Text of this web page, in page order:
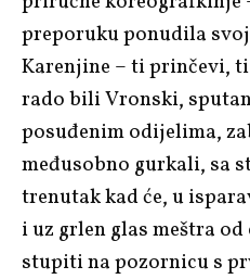
preporuku ponudila
Karenjine – ti prinčevi,
rado bili Vronski,
posuđenim odijelima,
međusobno gurkali, sa
trenutak kad će, u
i uz grlen glas meštra
stupiti na pozornicu s